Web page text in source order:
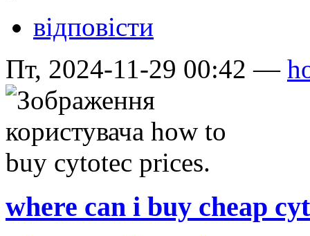
відповісти
Пт, 2024-11-29 00:42 —
where can i buy cheap